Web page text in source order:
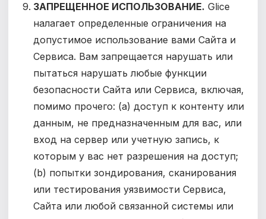
ЗАПРЕЩЕННОЕ ИСПОЛЬЗОВАНИЕ. Glice
налагает определенные ограничения на
допустимое использование вами Сайта и
Сервиса. Вам запрещается нарушать или
пытаться нарушать любые функции
безопасности Сайта или Сервиса, включая,
помимо прочего: (a) доступ к контенту или
данным, не предназначенным для вас, или
вход на сервер или учетную запись, к
которым у вас нет разрешения на доступ;
(b) попытки зондирования, сканирования
или тестирования уязвимости Сервиса,
Сайта или любой связанной системы или